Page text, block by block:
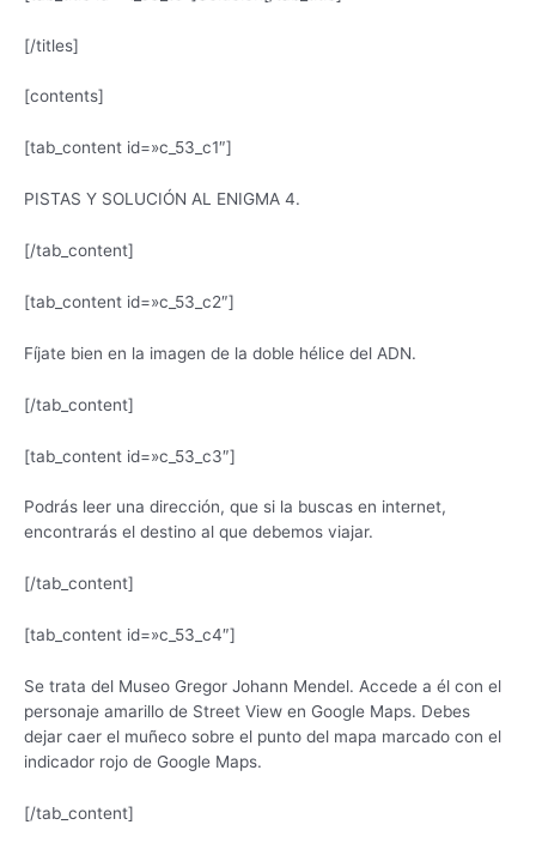
[/titles]
[contents]
[tab_content id=»c_53_c1″]
PISTAS Y SOLUCIÓN AL ENIGMA 4.
[/tab_content]
[tab_content id=»c_53_c2″]
Fíjate bien en la imagen de la doble hélice del ADN.
[/tab_content]
[tab_content id=»c_53_c3″]
Podrás leer una dirección, que si la buscas en internet,
encontrarás el destino al que debemos viajar.
[/tab_content]
[tab_content id=»c_53_c4″]
Se trata del Museo Gregor Johann Mendel. Accede a él con el
personaje amarillo de Street View en Google Maps. Debes
dejar caer el muñeco sobre el punto del mapa marcado con el
indicador rojo de Google Maps.
[/tab_content]